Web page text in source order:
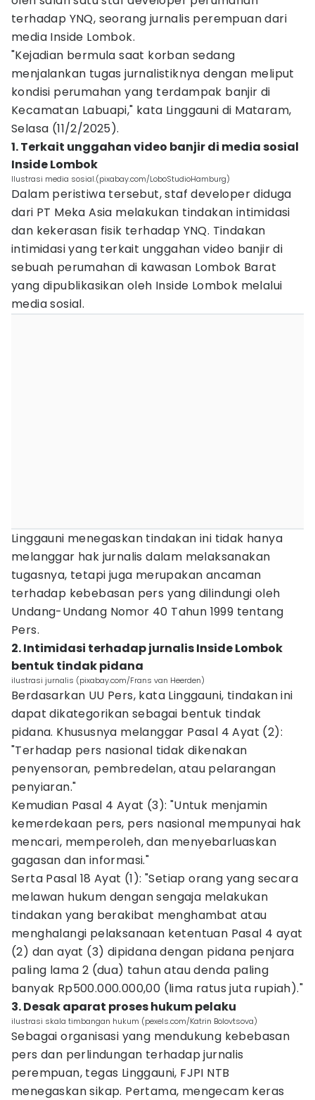
terhadap YNQ, seorang jurnalis perempuan dari
media Inside Lombok.
"Kejadian bermula saat korban sedang
menjalankan tugas jurnalistiknya dengan meliput
kondisi perumahan yang terdampak banjir di
Kecamatan Labuapi," kata Linggauni di Mataram,
Selasa (11/2/2025).
1. Terkait unggahan video banjir di media sosial
Inside Lombok
Ilustrasi media sosial.(pixabay.com/LoboStudioHamburg)
Dalam peristiwa tersebut, staf developer diduga
dari PT Meka Asia melakukan tindakan intimidasi
dan kekerasan fisik terhadap YNQ. Tindakan
intimidasi yang terkait unggahan video banjir di
sebuah perumahan di kawasan Lombok Barat
yang dipublikasikan oleh Inside Lombok melalui
media sosial.
Linggauni menegaskan tindakan ini tidak hanya
melanggar hak jurnalis dalam melaksanakan
tugasnya, tetapi juga merupakan ancaman
terhadap kebebasan pers yang dilindungi oleh
Undang-Undang Nomor 40 Tahun 1999 tentang
Pers.
2. Intimidasi terhadap jurnalis Inside Lombok
bentuk tindak pidana
ilustrasi jurnalis (pixabay.com/Frans van Heerden)
Berdasarkan UU Pers, kata Linggauni, tindakan ini
dapat dikategorikan sebagai bentuk tindak
pidana. Khususnya melanggar Pasal 4 Ayat (2):
"Terhadap pers nasional tidak dikenakan
penyensoran, pembredelan, atau pelarangan
penyiaran."
Kemudian Pasal 4 Ayat (3): "Untuk menjamin
kemerdekaan pers, pers nasional mempunyai hak
mencari, memperoleh, dan menyebarluaskan
gagasan dan informasi."
Serta Pasal 18 Ayat (1): "Setiap orang yang secara
melawan hukum dengan sengaja melakukan
tindakan yang berakibat menghambat atau
menghalangi pelaksanaan ketentuan Pasal 4 ayat
(2) dan ayat (3) dipidana dengan pidana penjara
paling lama 2 (dua) tahun atau denda paling
banyak Rp500.000.000,00 (lima ratus juta rupiah)."
3. Desak aparat proses hukum pelaku
ilustrasi skala timbangan hukum (pexels.com/Katrin Bolovtsova)
Sebagai organisasi yang mendukung kebebasan
pers dan perlindungan terhadap jurnalis
perempuan, tegas Linggauni, FJPI NTB
menegaskan sikap. Pertama, mengecam keras